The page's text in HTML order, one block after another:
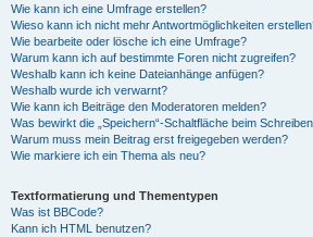
Wie kann ich eine Umfrage erstellen?
Wieso kann ich nicht mehr Antwortmöglichkeiten
Wie bearbeite oder lösche ich eine Umfrage?
Warum kann ich auf bestimmte Foren nicht zugreifen?
Weshalb kann ich keine Dateianhänge anfügen?
Weshalb wurde ich verwarnt?
Wie kann ich Beiträge den Moderatoren melden?
Was bewirkt die „Speichern“-Schaltfläche beim
Warum muss mein Beitrag erst freigegeben werden?
Wie markiere ich ein Thema als neu?
Textformatierung und Thementypen
Was ist BBCode?
Kann ich HTML benutzen?